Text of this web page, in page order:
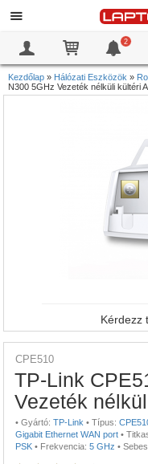
2
Kezdőlap » Hálózati Eszközök »
N300 5GHz Vezeték nélküli kültéri
Kérdezz
CPE510
TP-Link
Vezeték
• Gyártó: TP-Link • Típus:
Gigabit Ethernet WAN port •
PSK • Frekvencia: 5 GHz •